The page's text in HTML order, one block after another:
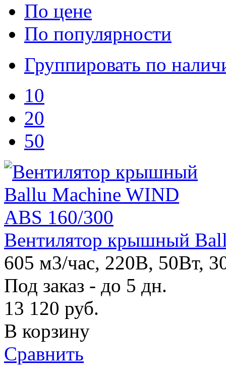
По цене
По популярности
Группировать по
10
20
50
Вентилятор крышный
605 м3/час, 220В, 50Вт,
Под заказ - до 5 дн.
13 120 руб.
В корзину
Сравнить